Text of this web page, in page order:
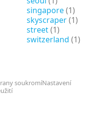
singapore(1)
skyscraper(1)
street(1)
switzerland (1)
soukromíNastavení